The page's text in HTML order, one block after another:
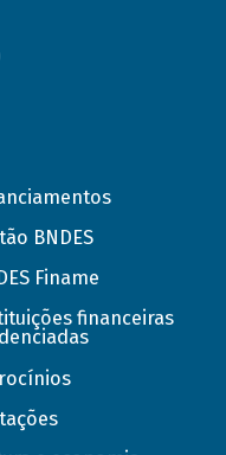
BNDES
Finame
financeiras